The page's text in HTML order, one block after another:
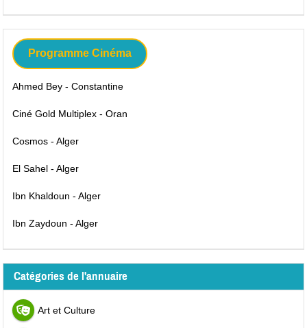
Programme Cinéma
Ahmed Bey - Constantine
Ciné Gold Multiplex - Oran
Cosmos - Alger
El Sahel - Alger
Ibn Khaldoun - Alger
Ibn Zaydoun - Alger
Catégories de l'annuaire
Art et Culture